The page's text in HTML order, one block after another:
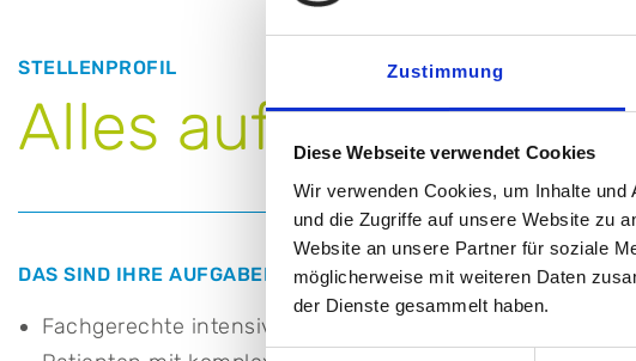
Zustimmung
Diese Webseite verwendet Cookies
Wir verwenden Cookies, um Inhalte
und die Zugriffe auf unsere Website zu
Website an unsere Partner für soziale
möglicherweise mit weiteren Daten
der Dienste gesammelt haben.
STELLENPROFIL
Alles auf einen Blick
DAS SIND IHRE AUFGABEN:
Fachgerechte intensivpflegerische Versorgung von